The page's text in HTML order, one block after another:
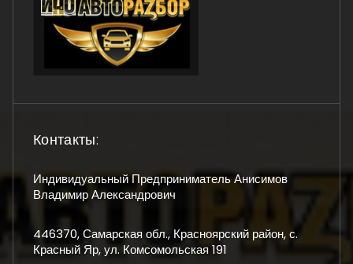
Контакты:
Индивидуальный Предприниматель Анисимов
Владимир Александрович
446370, Самарская обл., Красноярский район, с.
Красный Яр, ул. Комсомольская 191